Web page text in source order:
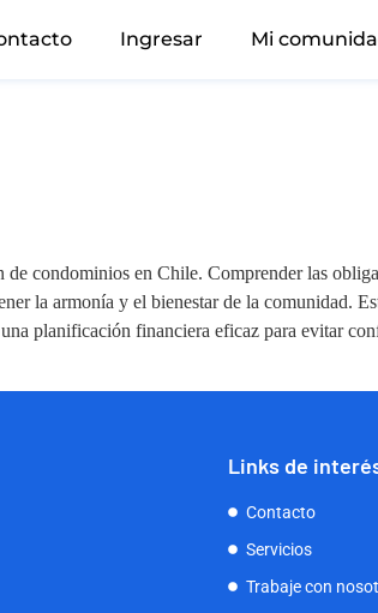
Ingresar Mi
condominios en Chile. Comprender las
la armonía y el bienestar de la comunidad.
planificación financiera eficaz para evitar
Links de
Contacto
Servicios
Trabaje con